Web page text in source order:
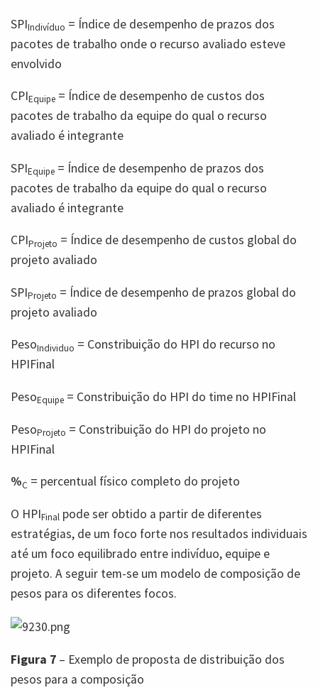
SPIIndivíduo = Índice de desempenho de prazos dos
pacotes de trabalho onde o recurso avaliado esteve
envolvido
CPIEquipe = Índice de desempenho de custos dos
pacotes de trabalho da equipe do qual o recurso
avaliado é integrante
SPIEquipe = Índice de desempenho de prazos dos
pacotes de trabalho da equipe do qual o recurso
avaliado é integrante
CPIProjeto = Índice de desempenho de custos global do
projeto avaliado
SPIProjeto = Índice de desempenho de prazos global do
projeto avaliado
PesoIndividuo = Constribuição do HPI do recurso no
HPIFinal
PesoEquipe = Constribuição do HPI do time no HPIFinal
PesoProjeto = Constribuição do HPI do projeto no
HPIFinal
%C = percentual físico completo do projeto
O HPIFinal pode ser obtido a partir de diferentes
estratégias, de um foco forte nos resultados individuais
até um foco equilibrado entre indivíduo, equipe e
projeto. A seguir tem-se um modelo de composição de
pesos para os diferentes focos.
Figura 7 – Exemplo de proposta de distribuição dos
pesos para a composição